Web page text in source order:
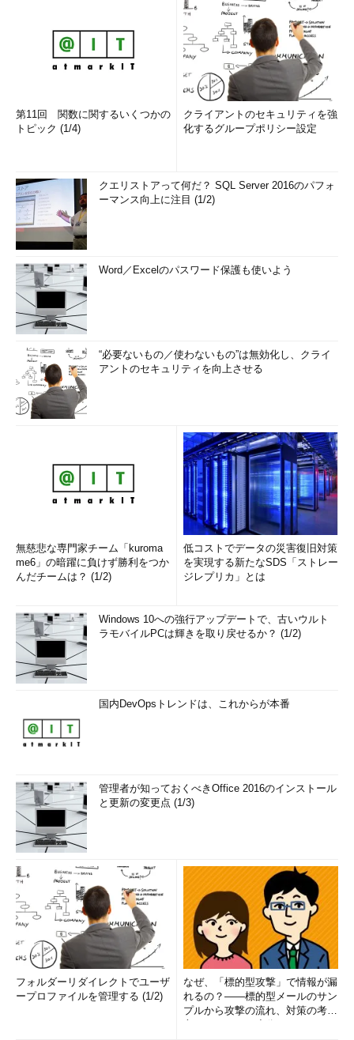
第11回 関数に関するいくつかの
トピック (1/4)
クライアントのセキュリティを強
化するグループポリシー設定
クエリストアって何だ？ SQL Server 2016のパフォ
ーマンス向上に注目 (1/2)
Word／Excelのパスワード保護も使いよう
“必要ないもの／使わないもの”は無効化し、クライ
アントのセキュリティを向上させる
無慈悲な専門家チーム「kuroma
me6」の暗躍に負けず勝利をつか
んだチームは？ (1/2)
低コストでデータの災害復旧対策
を実現する新たなSDS「ストレー
ジレプリカ」とは
Windows 10への強行アップデートで、古いウルト
ラモバイルPCは輝きを取り戻せるか？ (1/2)
国内DevOpsトレンドは、これからが本番
管理者が知っておくべきOffice 2016のインストール
と更新の変更点 (1/3)
フォルダーリダイレクトでユーザ
ープロファイルを管理する (1/2)
なぜ、「標的型攻撃」で情報が漏
れるの？――標的型メールのサン
プルから攻撃の流れ、対策の考え